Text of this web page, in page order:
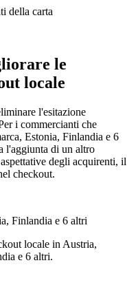
della carta
le
locale
l'esitazione
i commercianti che
Estonia, Finlandia e 6
l'aggiunta di un altro
degli acquirenti, il
checkout.
Finlandia e 6 altri
locale in Austria,
e 6 altri.